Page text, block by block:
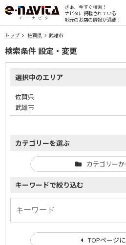
さぁ、今すぐ検索！
ナビタに掲載されている
地元のお店の情報が満載！
トップ 佐賀県 武雄市
検索条件 設定・変更
選択中のエリア
佐賀県
武雄市
カテゴリーを選ぶ
カテゴリー
キーワードで絞り込む
TOPページ